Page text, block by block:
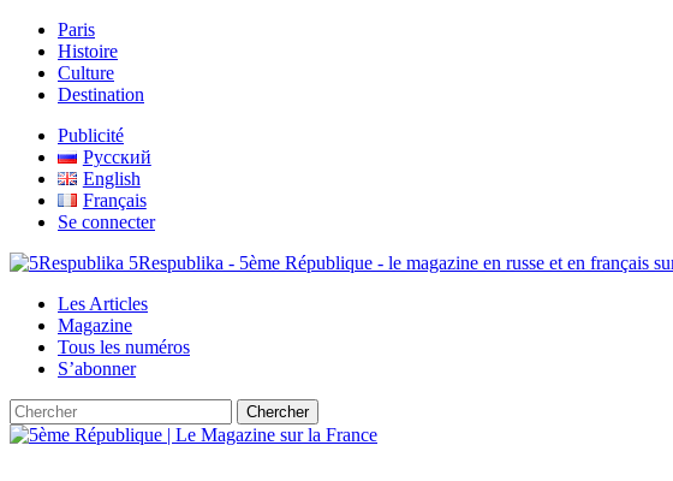
Paris
Histoire
Culture
Destination
Publicité
Русский
English
Français
Se connecter
5Respublika - 5ème République - le magazine en russe et en français
Les Articles
Magazine
Tous les numéros
S’abonner